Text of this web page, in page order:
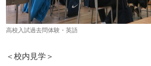
高校入試過去問体験・英語
＜校内見学＞